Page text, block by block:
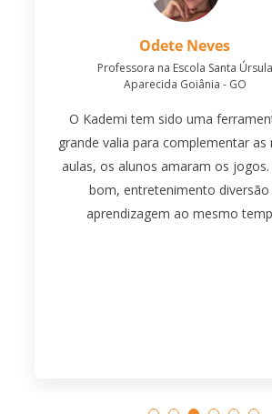
Joel Valverde
Professor no Colégio Ávila
Goiânia - GO
O Kademi tem sido uma fonte de
pedagógicos incríveis, tanto para
conteúdos, quanto para
aprendizagem dos nossos alunos.
divertido e muito dinâmico.